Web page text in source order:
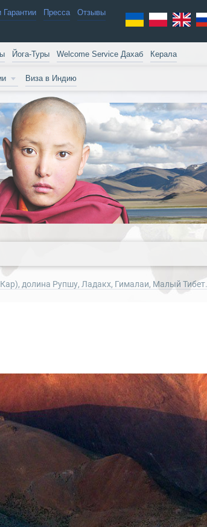
Пресса
Отзывы
Йога-Туры Welcome Service Дахаб Керала
Виза в Индию
долина Рупшу, Ладакх, Гималаи, Малый Тибет.